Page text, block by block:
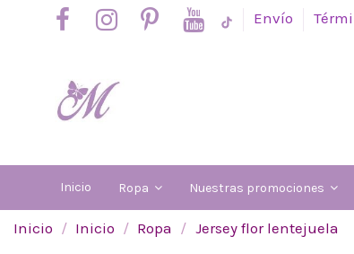
Envío
Inicio Ropa Nuestras promociones
Inicio Inicio Ropa Jersey flor lentejuela